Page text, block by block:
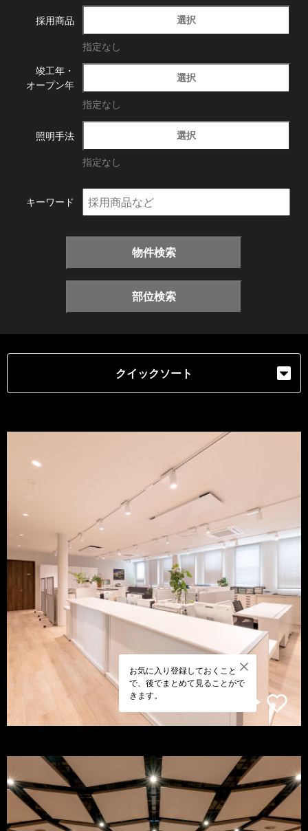
採用商品 選択
指定なし
竣工年・
オープン年
選択
指定なし
照明手法 選択
指定なし
キーワード
物件検索
部位検索
クイックソート
お気に入り登録しておくこと
で、後でまとめて見ることがで
きます。